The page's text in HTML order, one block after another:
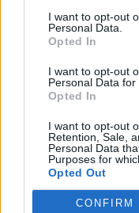
I want to opt-out
Personal Data.
Opted In
I want to opt-out
Personal Data for
Opted In
I want to opt-out
Retention, Sale,
Personal Data
Purposes for
Opted Out
CONFIRM